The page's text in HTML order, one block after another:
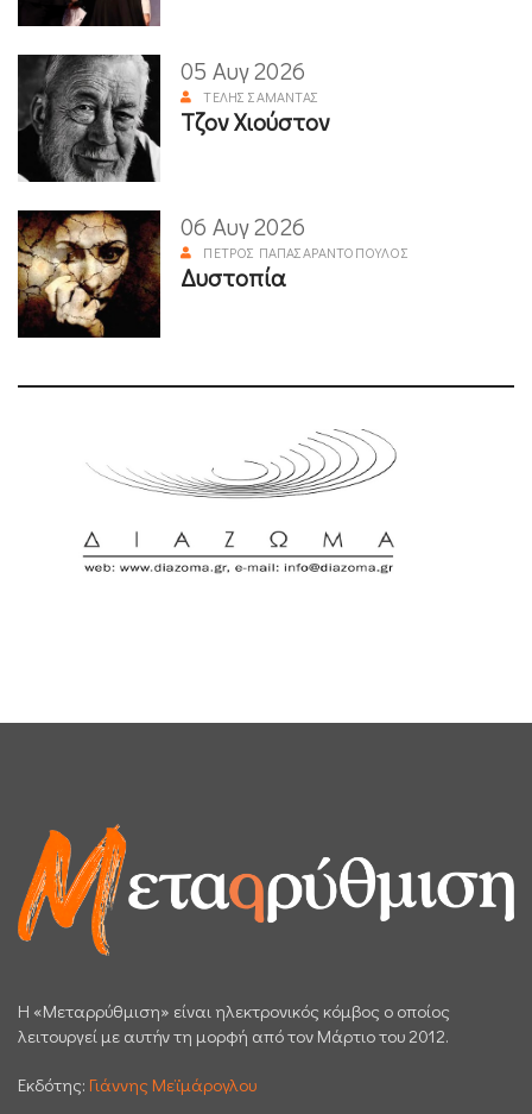
05 Αυγ 2026
ΤΈΛΗΣ ΣΑΜΑΝΤΆΣ
Τζον Χιούστον
06 Αυγ 2026
ΠΈΤΡΟΣ ΠΑΠΑΣΑΡΑΝΤΌΠΟΥΛΟΣ
Δυστοπία
H «Μεταρρύθμιση» είναι ηλεκτρονικός κόμβος ο οποίος
λειτουργεί με αυτήν τη μορφή από τον Μάρτιο του 2012.
Εκδότης: Γιάννης Μεϊμάρογλου